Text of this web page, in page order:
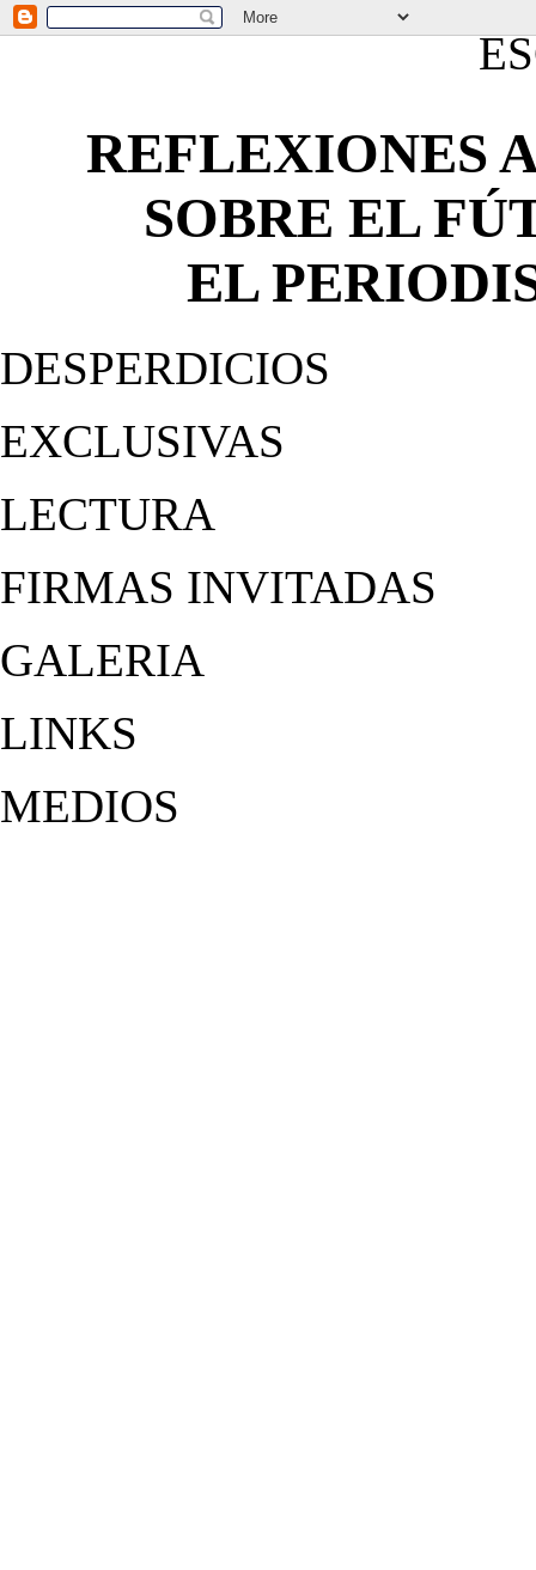
REFLEXIONES
SOBRE EL
EL
DESPERDICIOS
EXCLUSIVAS
LECTURA
FIRMAS INVITADAS
GALERIA
LINKS
MEDIOS